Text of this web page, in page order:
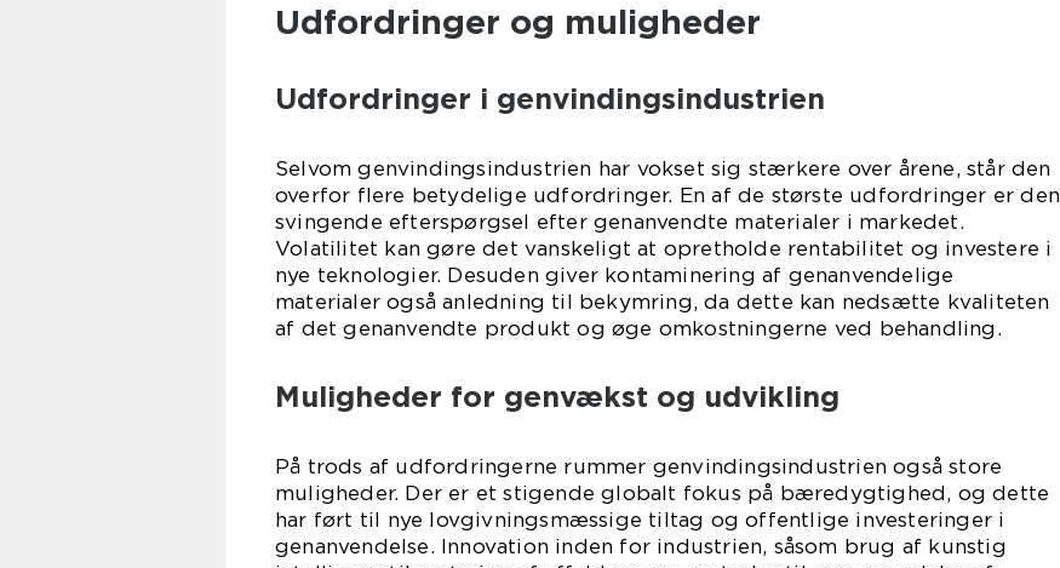
Udfordringer og muligheder
Udfordringer i genvindingsindustrien
Selvom genvindingsindustrien har vokset sig stærkere over årene, står den
overfor flere betydelige udfordringer. En af de største udfordringer er den
svingende efterspørgsel efter genanvendte materialer i markedet.
Volatilitet kan gøre det vanskeligt at opretholde rentabilitet og investere i
nye teknologier. Desuden giver kontaminering af genanvendelige
materialer også anledning til bekymring, da dette kan nedsætte kvaliteten
af det genanvendte produkt og øge omkostningerne ved behandling.
Muligheder for genvækst og udvikling
På trods af udfordringerne rummer genvindingsindustrien også store
muligheder. Der er et stigende globalt fokus på bæredygtighed, og dette
har ført til nye lovgivningsmæssige tiltag og offentlige investeringer i
genanvendelse. Innovation inden for industrien, såsom brug af kunstig